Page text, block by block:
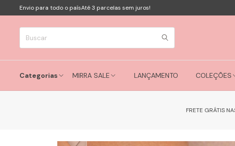
Envio para todo o paísAté 3 parcelas sem juros!
Categorias MIRRA SALE LANÇAMENTO COLEÇÕES
FRETE GRÁTIS